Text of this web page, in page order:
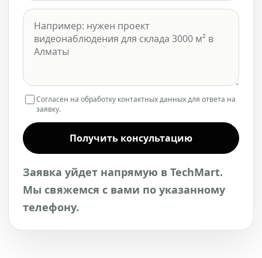
Согласен на обработку контактных данных для ответа на
заявку.
Получить консультацию
Заявка уйдет напрямую в TechMart.
Мы свяжемся с вами по указанному
телефону.